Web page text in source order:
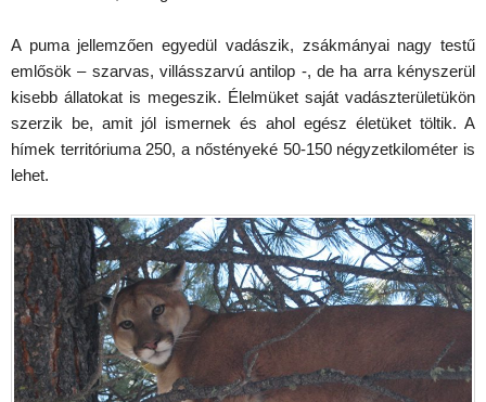
A puma jellemzően egyedül vadászik, zsákmányai nagy testű
emlősök – szarvas, villásszarvú antilop -, de ha arra kényszerül
kisebb állatokat is megeszik. Élelmüket saját vadászterületükön
szerzik be, amit jól ismernek és ahol egész életüket töltik. A
hímek territóriuma 250, a nőstényeké 50-150 négyzetkilométer is
lehet.